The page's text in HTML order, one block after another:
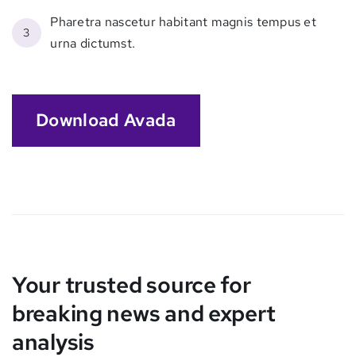
3
Pharetra nascetur habitant magnis tempus et
urna dictumst.
Download Avada
Your trusted source for
breaking news and expert
analysis